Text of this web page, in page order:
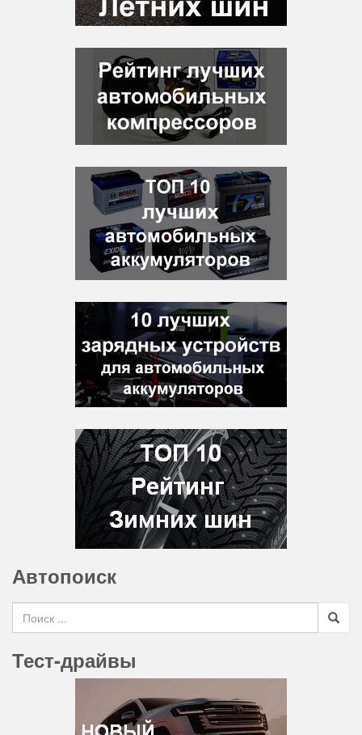
Автопоиск
Search for
Тест-драйвы